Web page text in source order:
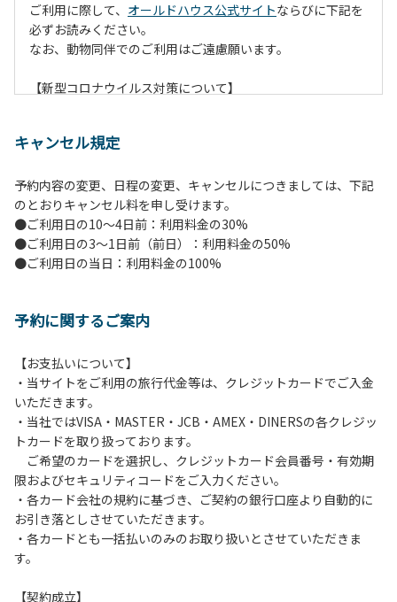
ご利用に際して、 オールドハウス公式サイトならびに下記を
必ずお読みください。
なお、動物同伴でのご利用はご遠慮願います。
【新型コロナウイルス対策について】
また、今後の状況次第で変わる場合がありますのでご了承く
【ペンションでの取り組み】
・お食事は席数を減らしソーシャルディスタンスを確保して
のお食事。
・お食事は18時と19時の2回に分けて行います。（ご希望の
・玄関、食堂に手指の消毒スプレーを設置。
・定期的な施設の消毒。
・スタッフの体調管理、健康チェックの徹底。
・使い捨てスリッパをご用意しております。
・施設内の換気。
※食事中は窓を開けて換気をさせていただく場合がございま
す。また、山の上なので朝晩は冷えます。服装は１枚多めに
ご用意ください。
【お客様へお願い】
・パブリックスペースでは、食事中以外はマスクの着用をお
願いします。
キャンセル規定
予約内容の変更、日程の変更、キャンセルにつきましては、下記
のとおりキャンセル料を申し受けます。
●ご利用日の10～4日前：利用料金の30%
●ご利用日の3～1日前（前日）：利用料金の50%
●ご利用日の当日：利用料金の100%
予約に関するご案内
【お支払いについて】
・当サイトをご利用の旅行代金等は、クレジットカードでご入金
いただきます。
・当社ではVISA・MASTER・JCB・AMEX・DINERSの各クレジッ
トカードを取り扱っております。
ご希望のカードを選択し、クレジットカード会員番号・有効期
限およびセキュリティコードをご入力ください。
・各カード会社の規約に基づき、ご契約の銀行口座より自動的に
お引き落としさせていただきます。
・各カードとも一括払いのみのお取り扱いとさせていただきま
す。
【契約成立】